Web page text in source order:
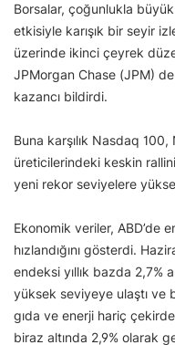
Borsalar, çoğunlukla büyük
etkisiyle karışık bir seyir
üzerinde ikinci çeyrek
JPMorgan Chase (JPM)
kazancı bildirdi.
Buna karşılık Nasdaq
üreticilerindeki keskin
yeni rekor seviyelere
Ekonomik veriler, ABD’de
hızlandığını gösterdi.
endeksi yıllık bazda 2,7%
yüksek seviyeye ulaştı ve
gıda ve enerji hariç
biraz altında 2,9% olarak